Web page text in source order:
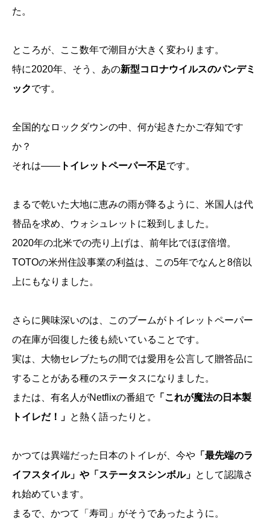
た。
ところが、ここ数年で潮目が大きく変わります。
特に2020年、そう、あの新型コロナウイルスのパンデミ
ックです。
全国的なロックダウンの中、何が起きたかご存知です
か？
それは―― トイレットペーパー不足です。
まるで乾いた大地に恵みの雨が降るように、米国人は代
替品を求め、ウォシュレットに殺到しました。
2020年の北米での売り上げは、前年比でほぼ倍増。
TOTOの米州住設事業の利益は、この5年でなんと8倍以
上にもなりました。
さらに興味深いのは、このブームがトイレットペーパー
の在庫が回復した後も続いていることです。
実は、大物セレブたちの間では愛用を公言して贈答品に
することがある種のステータスになりました。
または、有名人がNetflixの番組で「これが魔法の日本製
トイレだ！」 と熱く語ったりと。
かつては異端だった日本のトイレが、今や 「最先端のラ
イフスタイル」や「ステータスシンボル」 として認識さ
れ始めています。
まるで、かつて「寿司」がそうであったように。